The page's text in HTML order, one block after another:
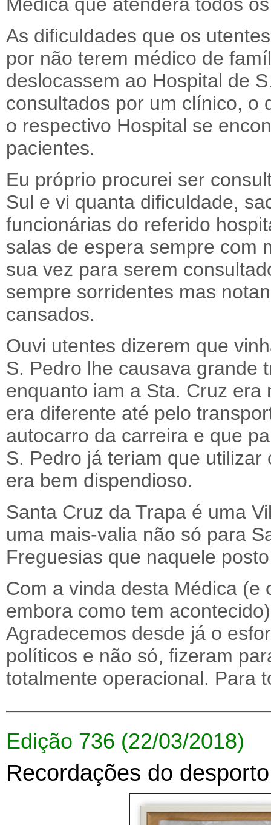
As dificuldades que os
por não terem médico de
deslocassem ao Hospital de
consultados por um clínico, o
o respectivo Hospital se
pacientes.
Eu próprio procurei ser
Sul e vi quanta dificuldade,
funcionárias do referido
salas de espera sempre com
sua vez para serem
sempre sorridentes mas
cansados.
Ouvi utentes dizerem que
S. Pedro lhe causava grande
enquanto iam a Sta. Cruz era
era diferente até pelo
autocarro da carreira e que
S. Pedro já teriam que
era bem dispendioso.
Santa Cruz da Trapa é uma
uma mais-valia não só para
Freguesias que naquele
Com a vinda desta Médica (e
embora como tem
Agradecemos desde já o
políticos e não só, fizeram
totalmente operacional. Para
Edição 736 (22/03/2018)
Recordações do